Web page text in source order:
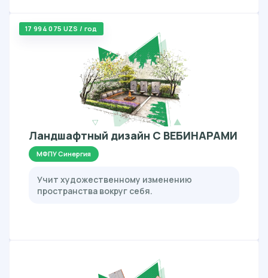
17 994 075 UZS / год
Ландшафтный дизайн С ВЕБИНАРАМИ
МФПУ Синергия
Учит художественному изменению
пространства вокруг себя.